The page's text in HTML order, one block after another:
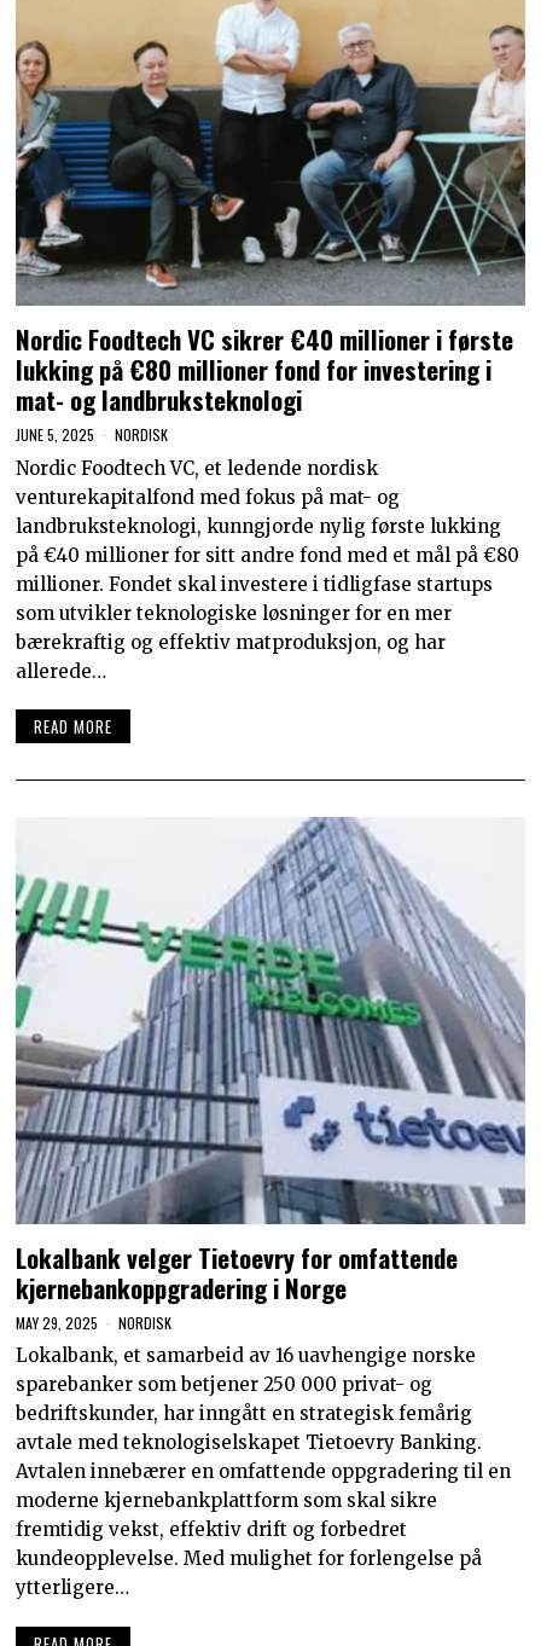
Nordic Foodtech VC sikrer €40 millioner i første
lukking på €80 millioner fond for investering i
mat- og landbruksteknologi
JUNE 5, 2025 NORDISK
Nordic Foodtech VC, et ledende nordisk
venturekapitalfond med fokus på mat- og
landbruksteknologi, kunngjorde nylig første lukking
på €40 millioner for sitt andre fond med et mål på €80
millioner. Fondet skal investere i tidligfase startups
som utvikler teknologiske løsninger for en mer
bærekraftig og effektiv matproduksjon, og har
allerede…
READ MORE
Lokalbank velger Tietoevry for omfattende
kjernebankoppgradering i Norge
MAY 29, 2025 NORDISK
Lokalbank, et samarbeid av 16 uavhengige norske
sparebanker som betjener 250 000 privat- og
bedriftskunder, har inngått en strategisk femårig
avtale med teknologiselskapet Tietoevry Banking.
Avtalen innebærer en omfattende oppgradering til en
moderne kjernebankplattform som skal sikre
fremtidig vekst, effektiv drift og forbedret
kundeopplevelse. Med mulighet for forlengelse på
ytterligere…